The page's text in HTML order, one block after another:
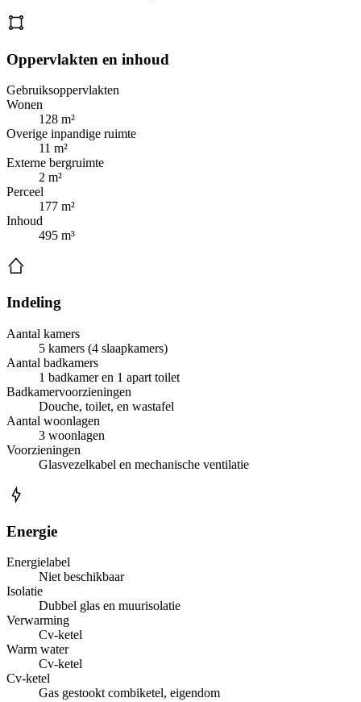
Oppervlakten en inhoud
Gebruiksoppervlakten
Wonen
128 m²
Overige inpandige ruimte
11 m²
Externe bergruimte
2 m²
Perceel
177 m²
Inhoud
495 m³
Indeling
Aantal kamers
5 kamers (4 slaapkamers)
Aantal badkamers
1 badkamer en 1 apart toilet
Badkamervoorzieningen
Douche, toilet, en wastafel
Aantal woonlagen
3 woonlagen
Voorzieningen
Glasvezelkabel en mechanische ventilatie
Energie
Energielabel
Niet beschikbaar
Isolatie
Dubbel glas en muurisolatie
Verwarming
Cv-ketel
Warm water
Cv-ketel
Cv-ketel
Gas gestookt combiketel, eigendom